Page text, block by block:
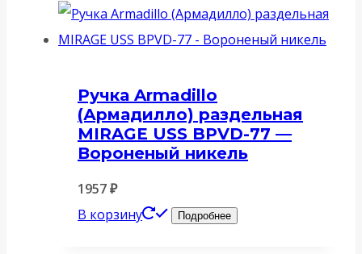
Ручка Armadillo
(Армадилло) раздельная
MIRAGE USS BPVD-77 —
Вороненый никель
1957₽
В корзину
Подробнее